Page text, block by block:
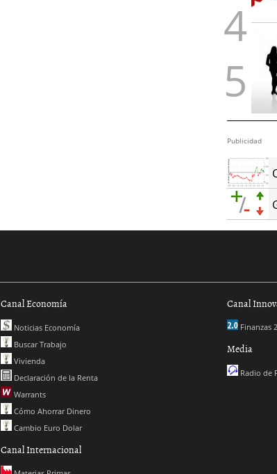
Publicidad
Canal Economía
Noticias Economía
Buscar Trabajo
Vivienda
Declaración de la Renta
Warrants
Cómo Ahorrar Dinero
Cambio Euro Dolar
Canal Internacional
Canal
Finanzas
Media
Radio de